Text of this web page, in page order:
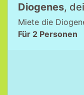
Diogenes,
Miete die
Für 2 Personen